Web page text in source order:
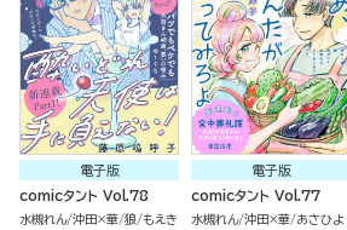
電子版
comicタント Vol.78
水槻れん 沖田×華 狼 もえき
電子版
comicタント Vol.77
水槻れん 沖田×華 あさひよ